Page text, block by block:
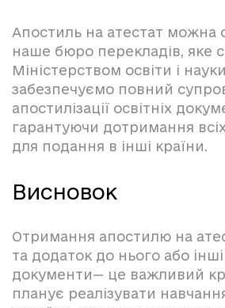
Апостиль на атестат можна
наше бюро перекладів, яке
Міністерством освіти і
забезпечуємо повний
апостилізації освітніх
гарантуючи дотримання
для подання в інші країни.
Висновок
Отримання апостилю на
та додаток до нього або інші
документи— це важливий
планує реалізувати